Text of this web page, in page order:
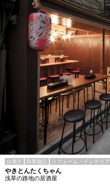
台東区 商業施設 リフォーム・インテリア
やきとんたくちゃん
浅草の路地の居酒屋